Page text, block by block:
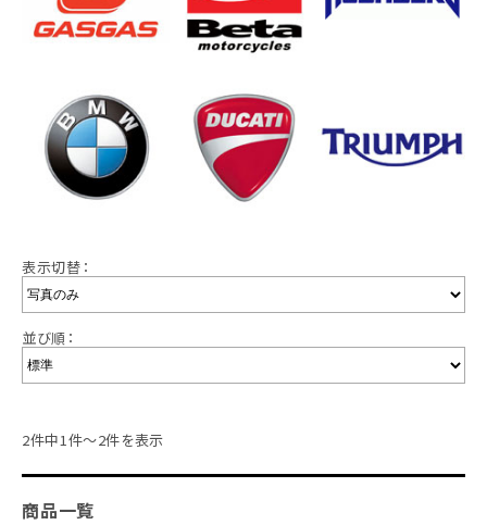
表示切替：
並び順：
2件中1件～2件を表示
商品一覧